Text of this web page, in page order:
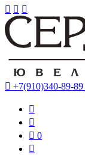
  
 +7(910)340-89-89


 0
